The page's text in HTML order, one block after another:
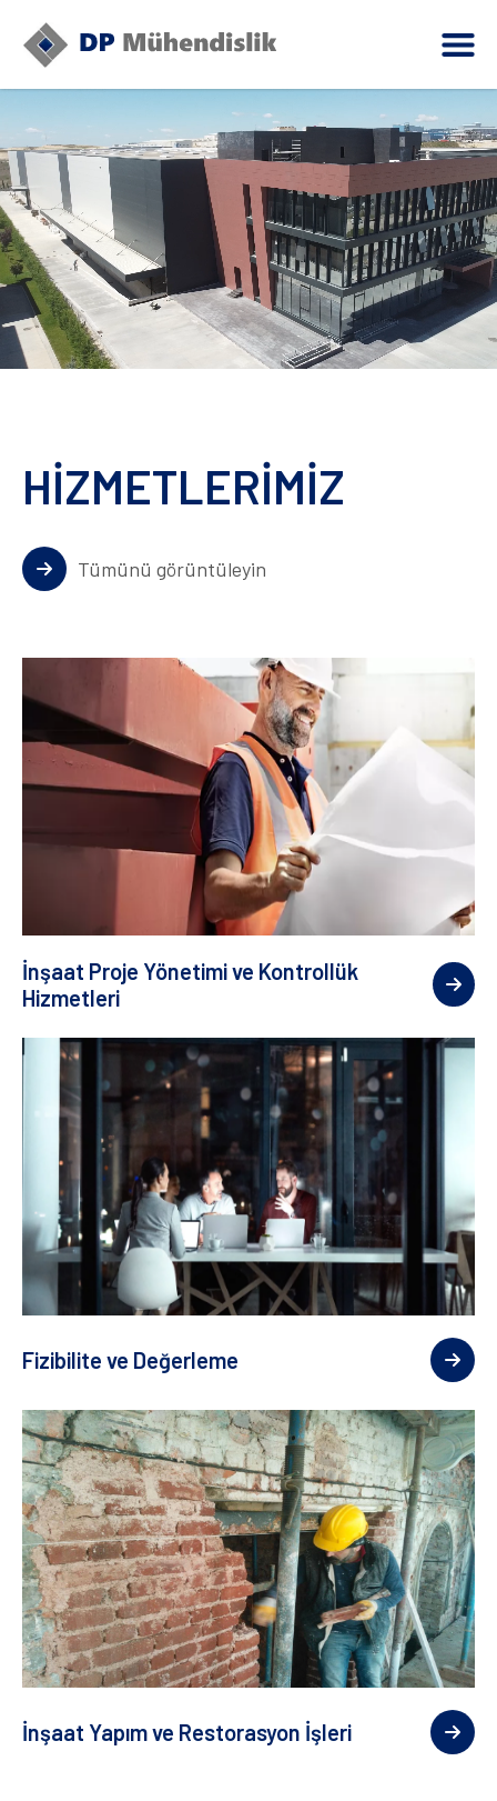
HİZMETLERİMİZ
Tümünü görüntüleyin
İnşaat Proje Yönetimi ve Kontrollük
Hizmetleri
Fizibilite ve Değerleme
İnşaat Yapım ve Restorasyon İşleri